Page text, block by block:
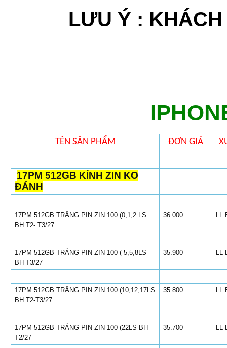
LƯU Ý :
TÊN SẢN PHẨM ĐƠN GIÁ
17PM 512GB KÍNH ZIN KO
ĐÁNH
17PM 512GB TRẮNG PIN ZIN 100 (0,1,2 LS
BH T2- T3/27
36.000
17PM 512GB TRẮNG PIN ZIN 100 ( 5,5,8LS
BH T3/27
35.900
17PM 512GB TRẮNG PIN ZIN 100 (10,12,17LS
BH T2-T3/27
35.800
17PM 512GB TRẮNG PIN ZIN 100 (22LS BH
T2/27
35.700